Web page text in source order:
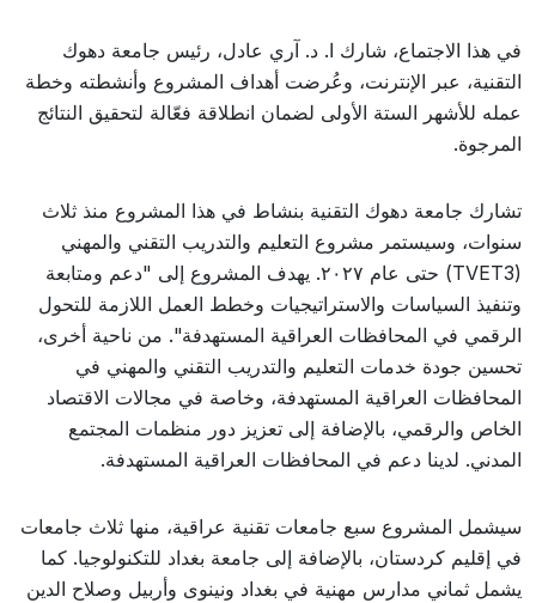
في هذا الاجتماع، شارك ا. د. آري عادل، رئيس جامعة دهوك
التقنية، عبر الإنترنت، وعُرضت أهداف المشروع وأنشطته وخطة
عمله للأشهر الستة الأولى لضمان انطلاقة فعّالة لتحقيق النتائج
المرجوة.
تشارك جامعة دهوك التقنية بنشاط في هذا المشروع منذ ثلاث
سنوات، وسيستمر مشروع التعليم والتدريب التقني والمهني
(TVET3) حتى عام ٢٠٢٧. يهدف المشروع إلى "دعم ومتابعة
وتنفيذ السياسات والاستراتيجيات وخطط العمل اللازمة للتحول
الرقمي في المحافظات العراقية المستهدفة". من ناحية أخرى،
تحسين جودة خدمات التعليم والتدريب التقني والمهني في
المحافظات العراقية المستهدفة، وخاصة في مجالات الاقتصاد
الخاص والرقمي، بالإضافة إلى تعزيز دور منظمات المجتمع
المدني. لدينا دعم في المحافظات العراقية المستهدفة.
سيشمل المشروع سبع جامعات تقنية عراقية، منها ثلاث جامعات
في إقليم كردستان، بالإضافة إلى جامعة بغداد للتكنولوجيا. كما
يشمل ثماني مدارس مهنية في بغداد ونينوى وأربيل وصلاح الدين